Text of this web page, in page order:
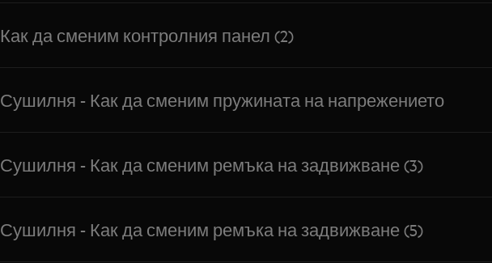
Как да сменим контролния панел (2)
Сушилня - Как да сменим пружината на напрежението
Сушилня - Как да сменим ремъка на задвижване (3)
Сушилня - Как да сменим ремъка на задвижване (5)